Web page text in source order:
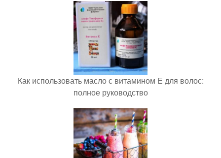
Как использовать масло с витамином Е для волос:
полное руководство